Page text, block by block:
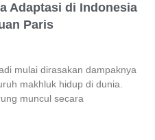
Adaptasi di Indonesia
Paris
mulai dirasakan dampaknya
makhluk hidup di dunia.
muncul secara